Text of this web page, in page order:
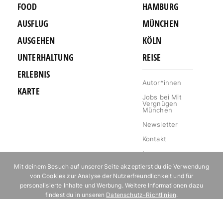
FOOD
AUSFLUG
AUSGEHEN
UNTERHALTUNG
ERLEBNIS
KARTE
HAMBURG
MÜNCHEN
KÖLN
REISE
Autor*innen
Jobs bei Mit
Vergnügen
München
Newsletter
Kontakt
Impressum
Datenschutz
Mediakit
Events
Mit deinem Besuch auf unserer Seite akzeptierst du die Verwendung
von Cookies zur Analyse der Nutzerfreundlichkeit und für
personalisierte Inhalte und Werbung. Weitere Informationen dazu
findest du in unseren Datenschutz-Richtlinien.